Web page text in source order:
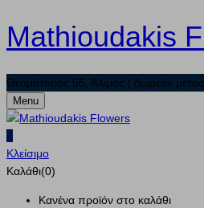
Mathioudakis
Θεομήτορος 55, Άλιμος | Δωρεάν
Menu
0
Κλείσιμο
Καλάθι(0)
Κανένα προϊόν στο καλάθι